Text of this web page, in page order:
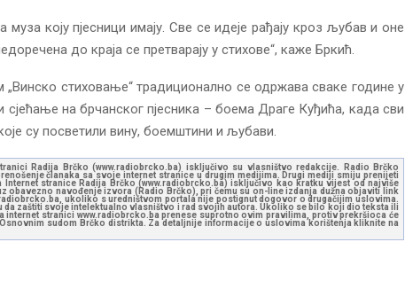
муза коју пјесници имају. Све се идеје рађају кроз љубав и оне
до краја се претварају у стихове“, каже Бркић.
„Винско стиховање“ традиционално се одржава сваке године у
и сјећање на брчанског пјесника – боема Драге Куђића, када сви
су посветили вину, боемштини и љубави.
Radija Brčko (www.radiobrcko.ba) isključivo su vlasništvo redakcije. Radio Brčko
članaka sa svoje internet stranice u drugim medijima. Drugi mediji smiju prenijeti
stranice Radija Brčko (www.radiobrcko.ba) isključivo kao kratku vijest od najviše
obavezno navođenje izvora (Radio Brčko), pri čemu su on-line izdanja dužna objaviti link
ukoliko s uredništvom portala nije postignut dogovor o drugačijim uslovima.
da zaštiti svoje intelektualno vlasništvo i rad svojih autora. Ukoliko se bilo koji dio teksta ili
stranici www.radiobrcko.ba prenese suprotno ovim pravilima, protiv prekršioca će
sudom Brčko distrikta. Za detaljnije informacije o uslovima korištenja kliknite na